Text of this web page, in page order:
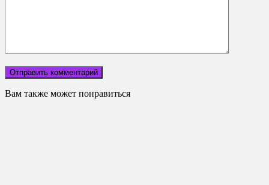
Вам также может понравиться